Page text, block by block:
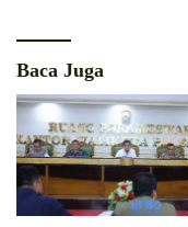
Baca Juga